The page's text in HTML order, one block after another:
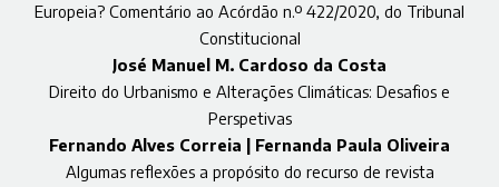
Europeia? Comentário ao Acórdão n.º 422/2020, do Tribunal
Constitucional
José Manuel M. Cardoso da Costa
Direito do Urbanismo e Alterações Climáticas: Desafios e
Perspetivas
Fernando Alves Correia | Fernanda Paula Oliveira
Algumas reflexões a propósito do recurso de revista